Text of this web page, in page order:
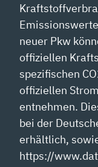
neuer Pkw
offiziellen
spezifischen
offiziellen
entnehmen.
bei der
erhältlich,
https://